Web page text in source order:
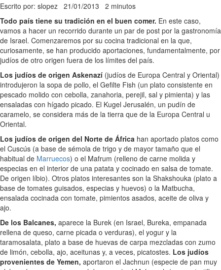
Escrito por: slopez 21/01/2013 2 minutos
Todo país tiene su tradición en el buen comer. En este caso,
vamos a hacer un recorrido durante un par de post por la gastronomía
de Israel. Comenzaremos por su cocina tradicional en la que,
curiosamente, se han producido aportaciones, fundamentalmente, por
judíos de otro origen fuera de los límites del país.
Los judíos de origen Askenazí (judíos de Europa Central y Oriental)
introdujeron la sopa de pollo, el Gefilte Fish (un plato consistente en
pescado molido con cebolla, zanahoria, perejil, sal y pimienta) y las
ensaladas con hígado picado. El Kugel Jerusalén, un pudín de
caramelo, se considera más de la tierra que de la Europa Central u
Oriental.
Los judíos de origen del Norte de África han aportado platos como
el Cuscús (a base de sémola de trigo y de mayor tamaño que el
habitual de Marruecos) o el Mafrum (relleno de carne molida y
especias en el interior de una patata y cocinado en salsa de tomate.
De origen líbio). Otros platos interesantes son la Shakshouka (plato a
base de tomates guisados, especias y huevos) o la Matbucha,
ensalada cocinada con tomate, pimientos asados, aceite de oliva y
ajo.
De los Balcanes, aparece la Burek (en Israel, Bureka, empanada
rellena de queso, carne picada o verduras), el yogur y la
taramosalata, plato a base de huevas de carpa mezcladas con zumo
de limón, cebolla, ajo, aceitunas y, a veces, picatostes. Los judíos
provenientes de Yemen, aportaron el Jachnun (especie de pan muy